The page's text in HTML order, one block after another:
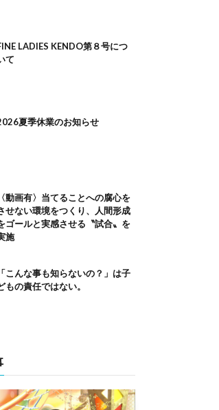
LADIES KENDO第８号につ
て
夏季休業のお知らせ
〈動画有〉当てることへの腐心を
せない環境をつくり、人間形成
ゴールと実感させる〝試合〟を
施
「こんな事も知らないの？」は子
もの責任ではない。